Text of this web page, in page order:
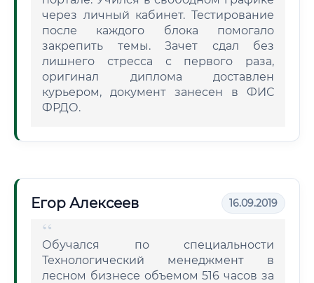
через личный кабинет. Тестирование
после каждого блока помогало
закрепить темы. Зачет сдал без
лишнего стресса с первого раза,
оригинал диплома доставлен
курьером, документ занесен в ФИС
ФРДО.
Егор Алексеев 16.09.2019
Обучался по специальности
Технологический менеджмент в
лесном бизнесе объемом 516 часов за